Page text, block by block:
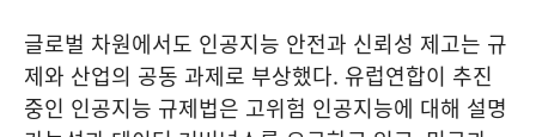
글로벌 차원에서도 인공지능 안전과 신뢰성 제고는 규
제와 산업의 공동 과제로 부상했다. 유럽연합이 추진
중인 인공지능 규제법은 고위험 인공지능에 대해 설명